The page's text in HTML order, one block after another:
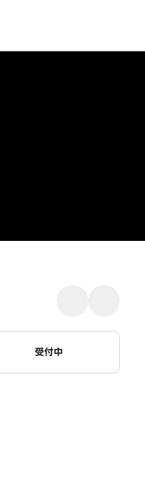
ステータス
受付中